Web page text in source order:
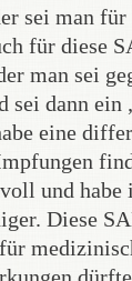
sei man
für diese
man sei
sei dann ein
eine
und habe
Diese